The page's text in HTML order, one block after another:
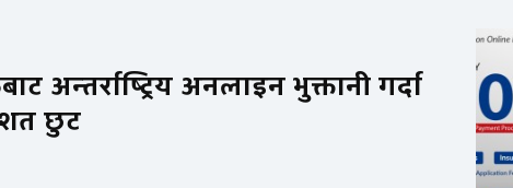
अनलाइन भुक्तानी गर्दा
छुट